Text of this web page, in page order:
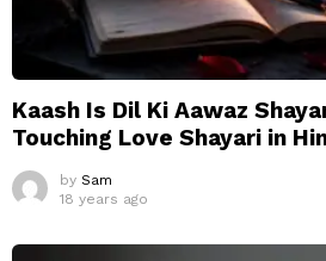
Kaash Is Dil Ki Aawaz
Touching Love Shayari in
by Sam
18 years ago